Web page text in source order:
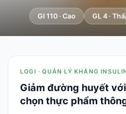
GI 110 · Cao GL 4 ·
LOGI · QUẢN LÝ KHÁNG
Giảm đường huyết
chọn thực phẩm